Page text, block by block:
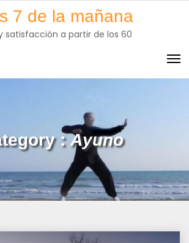
7 de la mañana
satisfacción a partir de los 60
:Ayuno